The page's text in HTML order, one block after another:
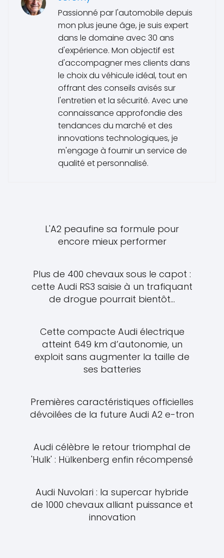
Passionné par l'automobile depuis
mon plus jeune âge, je suis expert
dans le domaine avec 30 ans
d'expérience. Mon objectif est
d'accompagner mes clients dans
le choix du véhicule idéal, tout en
offrant des conseils avisés sur
l'entretien et la sécurité. Avec une
connaissance approfondie des
tendances du marché et des
innovations technologiques, je
m'engage à fournir un service de
qualité et personnalisé.
L'A2 peaufine sa formule pour
encore mieux performer
Plus de 400 chevaux sous le capot :
cette Audi RS3 saisie à un trafiquant
de drogue pourrait bientôt...
Cette compacte Audi électrique
atteint 649 km d’autonomie, un
exploit sans augmenter la taille de
ses batteries
Premières caractéristiques officielles
dévoilées de la future Audi A2 e-tron
Audi célèbre le retour triomphal de
'Hulk' : Hülkenberg enfin récompensé
Audi Nuvolari : la supercar hybride
de 1000 chevaux alliant puissance et
innovation